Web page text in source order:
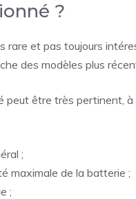
?
rare et pas toujours
des modèles plus
peut être très pertinent, à
;
maximale de la batterie ;
;